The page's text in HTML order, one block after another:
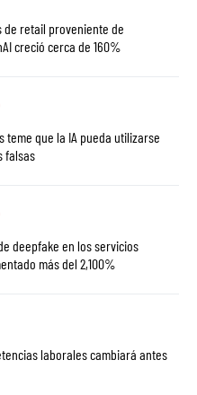
de retail proveniente de
creció cerca de 160%
teme que la IA pueda utilizarse
falsas
deepfake en los servicios
más del 2,100%
laborales cambiará antes